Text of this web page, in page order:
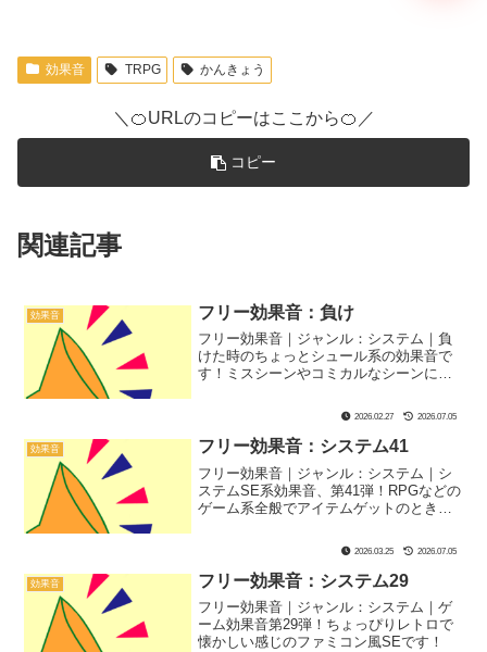
効果音 TRPG かんきょう
＼🍊URLのコピーはここから🍊／
コピー
関連記事
効果音 フリー効果音：負け
フリー効果音｜ジャンル：システム｜負
けた時のちょっとシュール系の効果音で
す！ミスシーンやコミカルなシーンにぴ
2026.02.27 2026.07.05
効果音 フリー効果音：システム41
フリー効果音｜ジャンル：システム｜シ
ステムSE系効果音、第41弾！RPGなどの
ゲーム系全般でアイテムゲットのときに
2026.03.25 2026.07.05
効果音 フリー効果音：システム29
フリー効果音｜ジャンル：システム｜ゲ
ーム効果音第29弾！ちょっぴりレトロで
懐かしい感じのファミコン風SEです！